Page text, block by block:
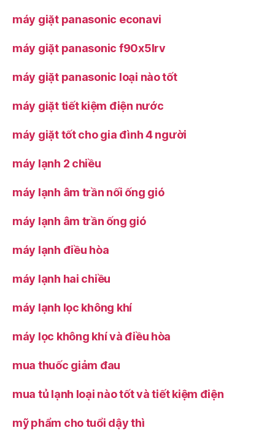
máy giặt panasonic econavi
máy giặt panasonic f90x5lrv
máy giặt panasonic loại nào tốt
máy giặt tiết kiệm điện nước
máy giặt tốt cho gia đình 4 người
máy lạnh 2 chiều
máy lạnh âm trần nối ống gió
máy lạnh âm trần ống gió
máy lạnh điều hòa
máy lạnh hai chiều
máy lạnh lọc không khí
máy lọc không khí và điều hòa
mua thuốc giảm đau
mua tủ lạnh loại nào tốt và tiết kiệm điện
mỹ phẩm cho tuổi dậy thì